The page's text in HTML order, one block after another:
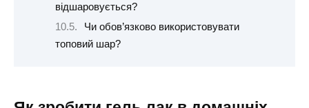
відшаровується?
Чи обов’язково використовувати
топовий шар?